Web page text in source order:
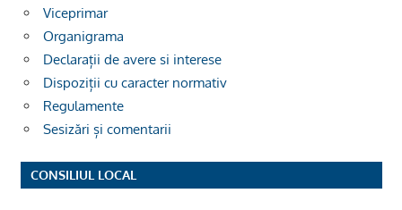
Viceprimar
Organigrama
Declarații de avere si interese
Dispoziții cu caracter normativ
Regulamente
Sesizări și comentarii
CONSILIUL LOCAL